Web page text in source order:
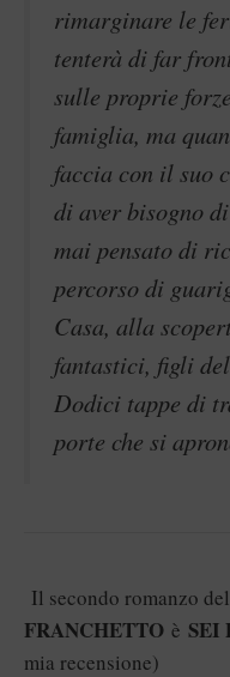
rimarginare le
tenterà di far
sulle proprie
famiglia, ma
faccia con il suo
di aver bisogno
mai pensato di
percorso di
Casa, alla
fantastici, figli
Dodici tappe di
porte che si
Il secondo romanzo
FRANCHETTO è SEI
mia recensione)